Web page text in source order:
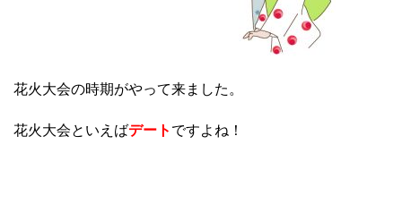
花火大会の時期がやって来ました。
花火大会といえばデート ですよね！